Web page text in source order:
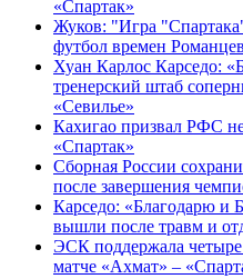
«Спартак»
Жуков: "Игра
футбол времен
Хуан Карлос Карседо:
тренерский штаб
«Севилье»
Кахигао призвал РФС не
«Спартак»
Сборная России
после завершения
Карседо: «Благодарю и
вышли после травм и
ЭСК поддержала
матче «Ахмат» –